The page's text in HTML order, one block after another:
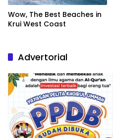
Wow, The Best Beaches in
Krui West Coast
Advertorial